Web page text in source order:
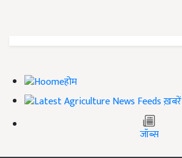
होम
ख़बरें
जॉब्स